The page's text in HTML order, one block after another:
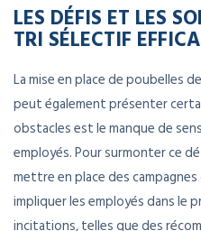
LES DÉFIS ET LES
TRI SÉLECTIF
La mise en place de poubelles
peut également présenter
obstacles est le manque de
employés. Pour surmonter ce
mettre en place des
impliquer les employés dans le
incitations, telles que des